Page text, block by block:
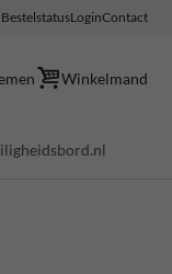
BestelstatusLoginContact
Winkelmand